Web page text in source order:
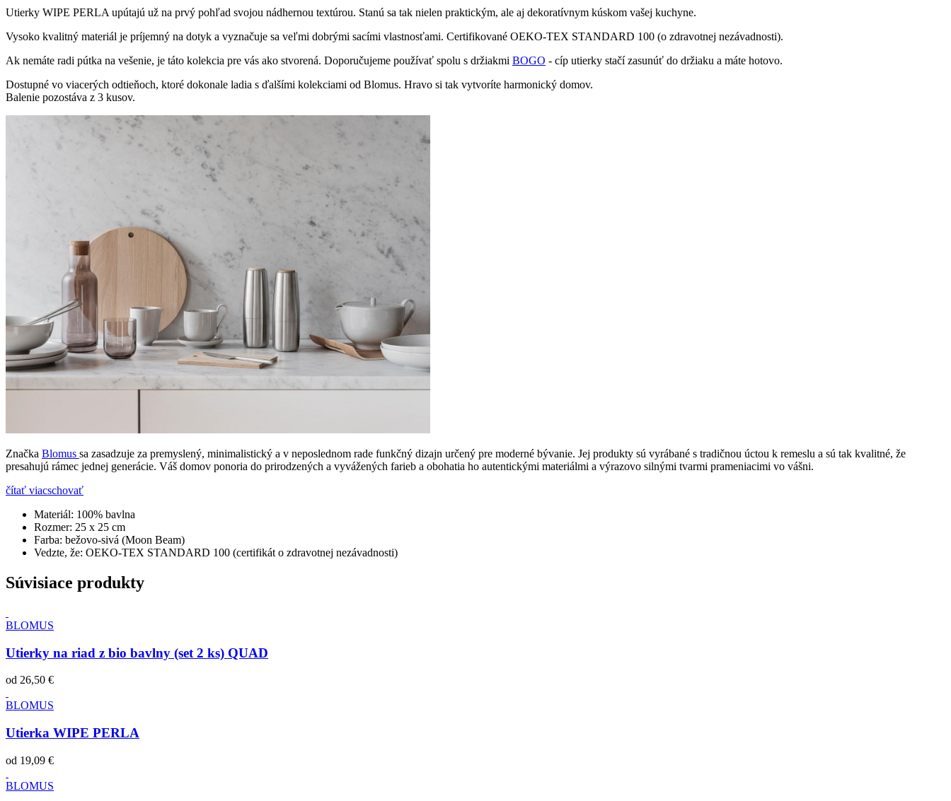
Utierky WIPE PERLA upútajú už na prvý pohľad svojou nádhernou textúrou. Stanú sa tak nielen praktickým, ale aj dekoratívnym kúskom vašej kuchyne.
Vysoko kvalitný materiál je príjemný na dotyk a vyznačuje sa veľmi dobrými sacími vlastnosťami. Certifikované OEKO-TEX STANDARD 100 (o zdravotnej nezávadnosti).
Ak nemáte radi pútka na vešenie, je táto kolekcia pre vás ako stvorená. Doporučujeme používať spolu s držiakmi BOGO - cíp utierky stačí zasunúť do držiaku a máte hotovo.
Dostupné vo viacerých odtieňoch, ktoré dokonale ladia s ďalšími kolekciami od Blomus. Hravo si tak vytvoríte harmonický domov.
Balenie pozostáva z 3 kusov.
Značka Blomus sa zasadzuje za premyslený, minimalistický a v neposlednom rade funkčný dizajn určený pre moderné bývanie. Jej produkty sú vyrábané s tradičnou úctou k remeslu a sú tak kvalitné, že
presahujú rámec jednej generácie. Váš domov ponoria do prirodzených a vyvážených farieb a obohatia ho autentickými materiálmi a výrazovo silnými tvarmi prameniacimi vo vášni.
čítať viacschovať
Materiál: 100% bavlna
Rozmer: 25 x 25 cm
Farba: bežovo-sivá (Moon Beam)
Vedzte, že: OEKO-TEX STANDARD 100 (certifikát o zdravotnej nezávadnosti)
Súvisiace produkty
BLOMUS
Utierky na riad z bio bavlny (set 2 ks) QUAD
od 26,50 €
BLOMUS
Utierka WIPE PERLA
od 19,09 €
BLOMUS